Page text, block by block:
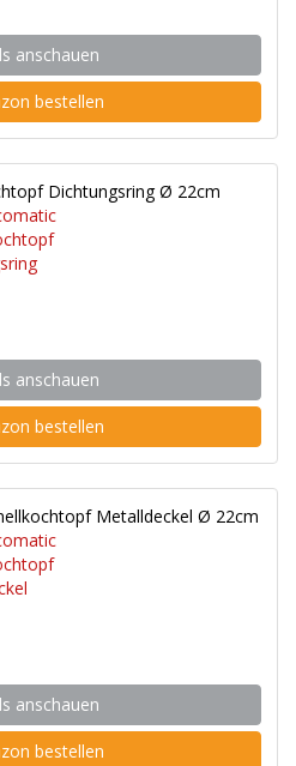
anschauen
bestellen
Dichtungsring Ø 22cm
anschauen
bestellen
Metalldeckel Ø 22cm
anschauen
bestellen